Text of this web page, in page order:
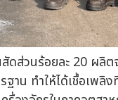
ดส่วนร้อยละ 20 ผลิ
าน ทำให้ได้เชื้อเพ